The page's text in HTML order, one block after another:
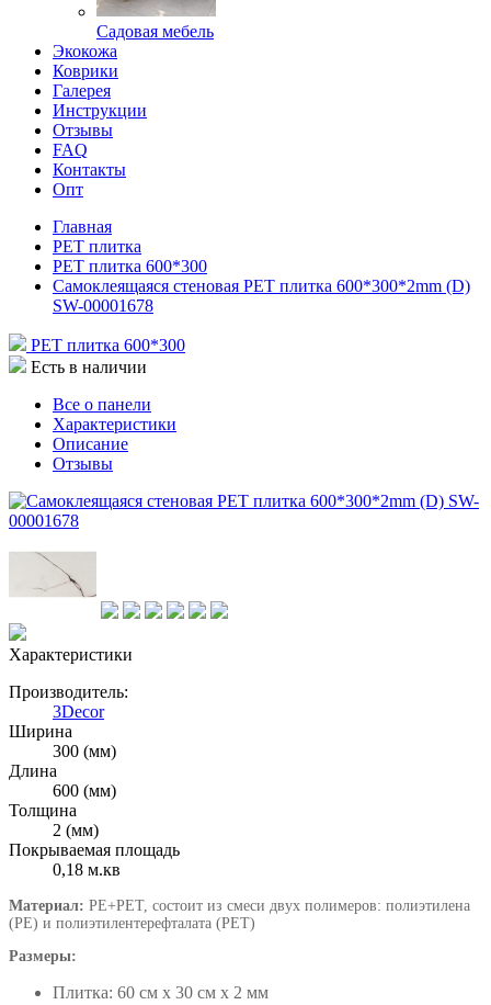
Садовая мебель
Экокожа
Коврики
Галерея
Инструкции
Отзывы
FAQ
Контакты
Опт
Главная
РЕТ плитка
РЕТ плитка 600*300
Самоклеящаяся стеновая PET плитка 600*300*2mm (D)
SW-00001678
РЕТ плитка 600*300
Есть в наличии
Все о панели
Характеристики
Описание
Отзывы
Характеристики
Производитель:
3Decor
Ширина
300 (мм)
Длина
600 (мм)
Толщина
2 (мм)
Покрываемая площадь
0,18 м.кв
Материал: PE+PET, состоит из смеси двух полимеров: полиэтилена
(PE) и полиэтилентерефталата (PET)
Размеры:
Плитка: 60 см х 30 см х 2 мм